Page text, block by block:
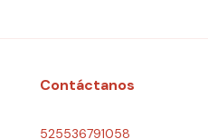
Contáctanos
525536791058